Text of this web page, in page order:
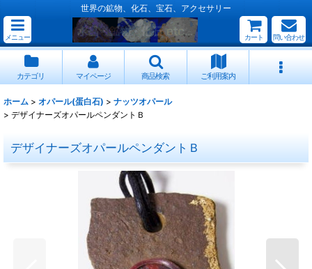
世界の鉱物、化石、宝石、アクセサリー
メニュー カート 問い合わせ
カテゴリ マイページ 商品検索 ご利用案内
ホーム > オパール(蛋白石) > ナッツオパール
> デザイナーズオパールペンダントＢ
デザイナーズオパールペンダントＢ